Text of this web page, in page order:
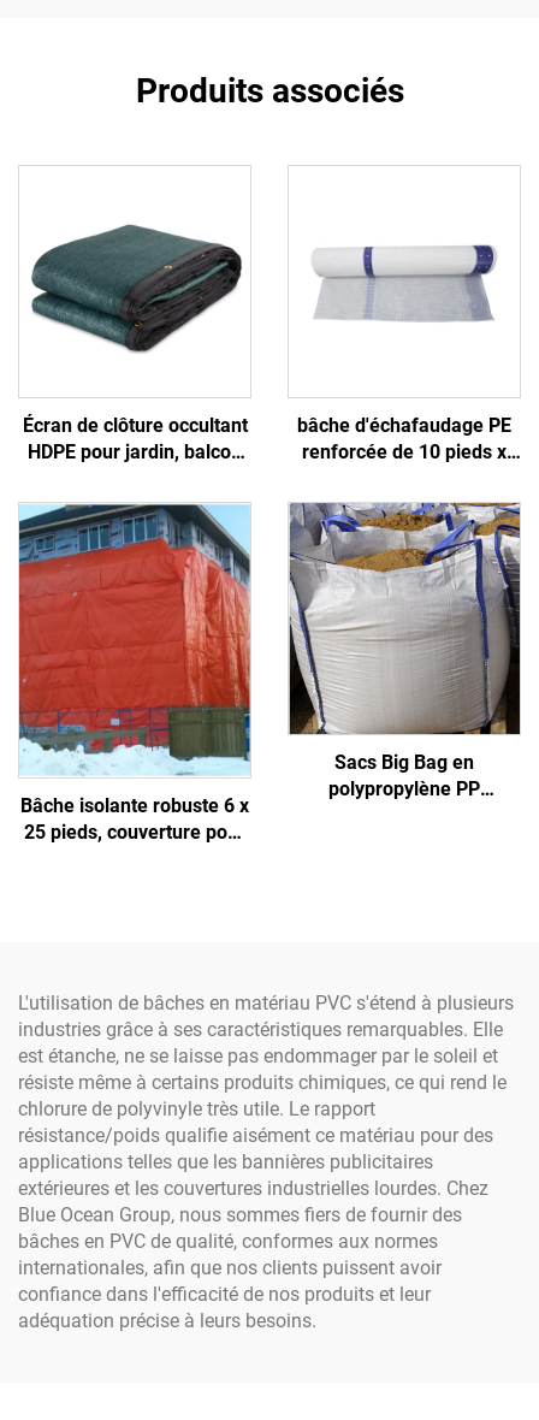
Produits associés
Écran de clôture occultant
HDPE pour jardin, balcon
extérieure durable, treillis
et portails
bâche d'échafaudage PE
renforcée de 10 pieds x
pour la protection
météorologique en
construction
Bâche isolante robuste 6 x
25 pieds, couverture pour
Sacs Big Bag en
polypropylène PP
L'utilisation de bâches en matériau PVC s'étend à plusieurs
industries grâce à ses caractéristiques remarquables. Elle
est étanche, ne se laisse pas endommager par le soleil et
résiste même à certains produits chimiques, ce qui rend le
chlorure de polyvinyle très utile. Le rapport
résistance/poids qualifie aisément ce matériau pour des
applications telles que les bannières publicitaires
extérieures et les couvertures industrielles lourdes. Chez
Blue Ocean Group, nous sommes fiers de fournir des
bâches en PVC de qualité, conformes aux normes
internationales, afin que nos clients puissent avoir
confiance dans l'efficacité de nos produits et leur
adéquation précise à leurs besoins.